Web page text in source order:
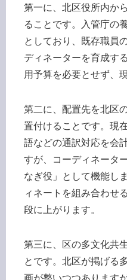
第一に、北区役所内か
ることです。入管庁の
としており、既存職員
ディネーターを育成す
用予算を必要とせず、
第二に、配置先を北区
置付けることです。現
語などの通訳対応を会
すが、コーディネータ
なぎ役」として機能し
ィネートを組み合わせ
段に上がります。
第三に、区の多文化共
とです。北区が掲げる
画が整いつつあります